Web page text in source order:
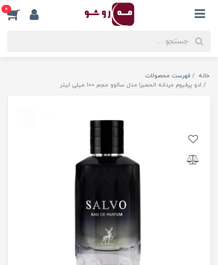
0
خانه
فهرست محصولات
ادو پرفیوم مردانه الحمبرا مدل سالوو حجم 100 میلی لیتر